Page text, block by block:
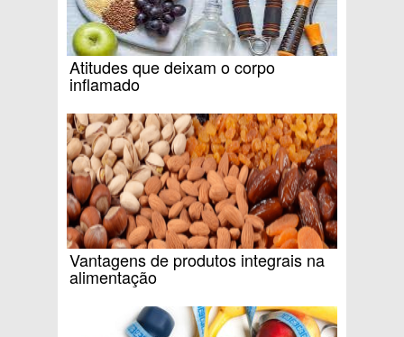
Atitudes que deixam o corpo
inflamado
Vantagens de produtos integrais na
alimentação